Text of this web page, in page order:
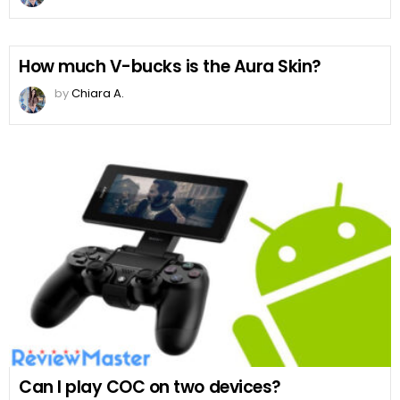
How much V-bucks is the Aura Skin?
byChiara A.
Can I play COC on two devices?